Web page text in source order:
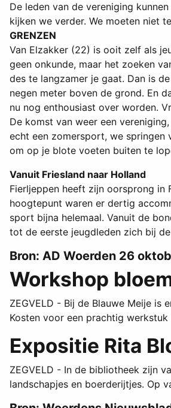
De leden van de vereniging
kijken we verder. We moeten niet
GRENZEN
Van Elzakker (22) is ooit zelf als
geen onkunde, maar het zoeken
des te langzamer je gaat. Dan is
negen meter boven de grond. En
nu nog enthousiast over worden.
De komst van weer een
echt een zomersport, we springen
om op je blote voeten buiten te
Vanuit Friesland naar Holland
Fierljeppen heeft zijn oorsprong
hoogtepunt waren er dertig
sport bijna helemaal. Vanuit de
tot de eerste jeugdleden zich bij
Bron: AD Woerden 26
Workshop
ZEGVELD - Bij de Blauwe Meije
Kosten voor een prachtig
Expositie Rita
ZEGVELD - In de bibliotheek zijn
landschapjes en boerderijtjes. Op